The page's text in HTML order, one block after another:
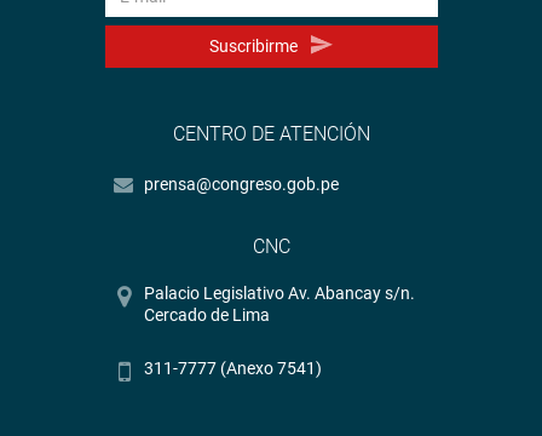
Suscribirme
CENTRO DE ATENCIÓN
prensa@congreso.gob.pe
CNC
Palacio Legislativo Av. Abancay s/n.
Cercado de Lima
311-7777 (Anexo 7541)